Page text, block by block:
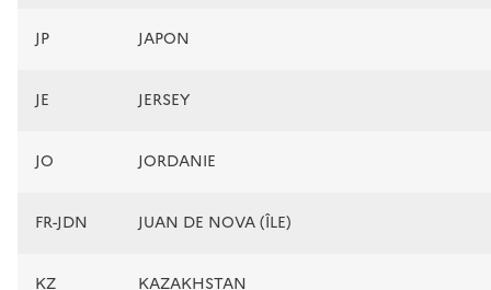
JP JAPON
JE JERSEY
JO JORDANIE
FR-JDN JUAN DE NOVA (ÎLE)
KZ KAZAKHSTAN